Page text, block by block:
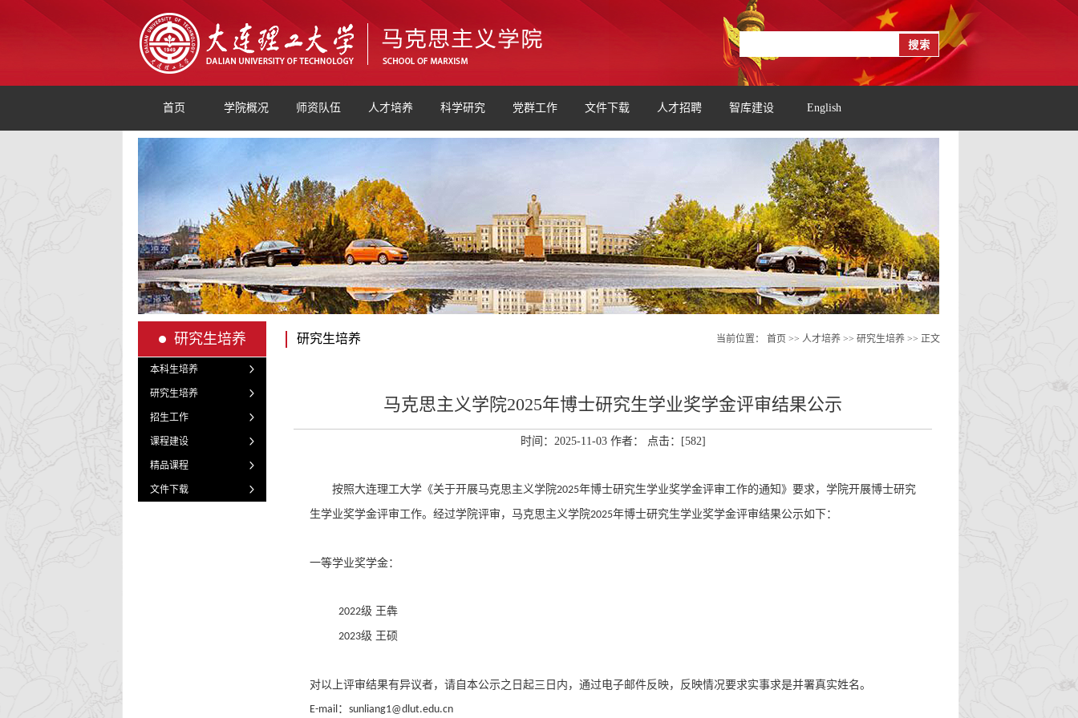
首页 学院概况 师资队伍 人才培养 科学研究 党群工作 文件下载 人才招聘 智库建设 English
研究生培养
本科生培养
研究生培养
招生工作
课程建设
精品课程
文件下载
研究生培养 当前位置： 首页 >> 人才培养 >> 研究生培养 >> 正文
马克思主义学院2025年博士研究生学业奖学金评审结果公示
时间：2025-11-03 作者： 点击：[582]
按照大连理工大学《关于开展马克思主义学院2025年博士研究生学业奖学金评审工作的通知》要求，学院开展博士研究
生学业奖学金评审工作。经过学院评审，马克思主义学院2025年博士研究生学业奖学金评审结果公示如下：
一等学业奖学金：
2022级 王犇
2023级 王硕
对以上评审结果有异议者，请自本公示之日起三日内，通过电子邮件反映，反映情况要求实事求是并署真实姓名。
E-mail： sunliang1@dlut.edu.cn